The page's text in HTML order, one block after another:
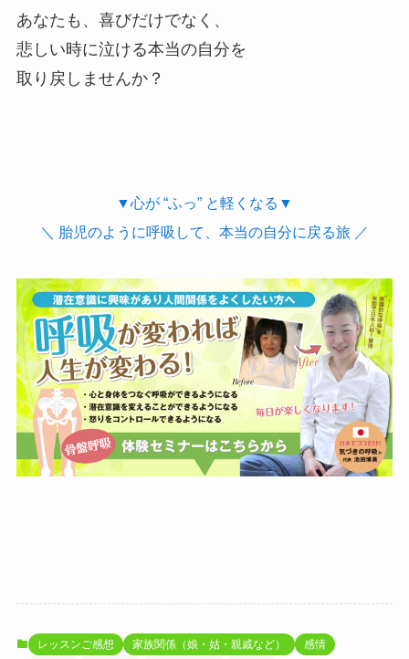
あなたも、喜びだけでなく、
悲しい時に泣ける本当の自分を
取り戻しませんか？
▼心が “ふっ” と軽くなる▼
＼ 胎児のように呼吸して、本当の自分に戻る旅 ／
レッスンご感想 家族関係（娘・姑・親戚など）
感情